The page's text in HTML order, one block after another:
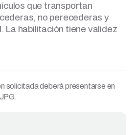
que transportan
no perecederas y
La habilitación tiene validez
solicitada deberá presentarse en